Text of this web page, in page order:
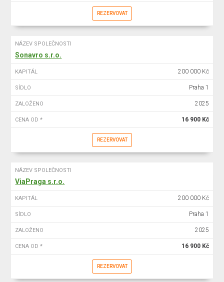
REZERVOVAT
NÁZEV SPOLEČNOSTI
Sonavro s.r.o.
KAPITÁL 200 000 Kč
SÍDLO Praha 1
ZALOŽENO 2025
CENA OD * 16 900 Kč
REZERVOVAT
NÁZEV SPOLEČNOSTI
ViaPraga s.r.o.
KAPITÁL 200 000 Kč
SÍDLO Praha 1
ZALOŽENO 2025
CENA OD * 16 900 Kč
REZERVOVAT